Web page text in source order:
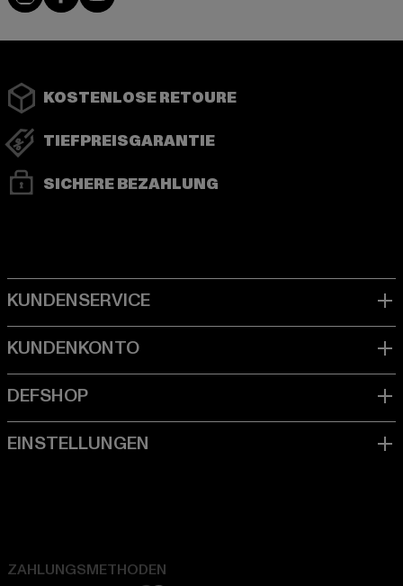
KOSTENLOSE RETOURE
TIEFPREISGARANTIE
SICHERE BEZAHLUNG
ZAHLUNGSMETHODEN